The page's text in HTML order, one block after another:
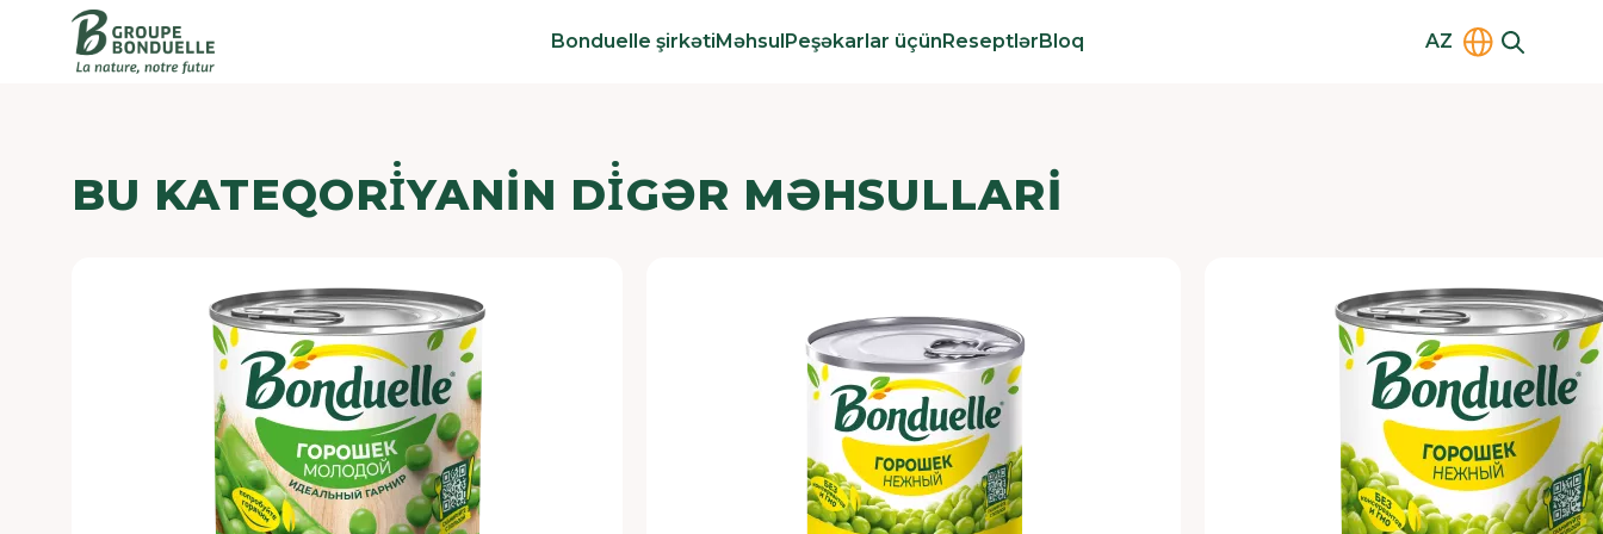
Bonduelle şirkətiMəhsulPeşəkarlar üçünReseptlərBloq AZ
BU KATEQORİYANIN DİGƏR MƏHSULLARI